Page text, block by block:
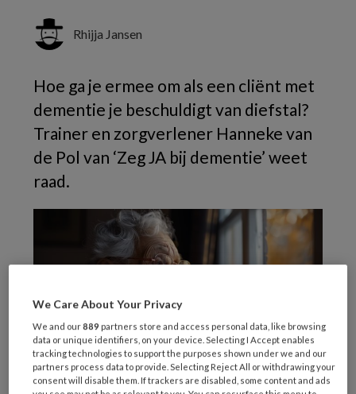
Rhijja Jansen
Hoe ga je ermee om als een cliënt met
dementie je beschuldigt van diefstal?
Trainer en zorgverlener Hanneke van
de Pol van ‘Zeg JA bij dementie’ weet
raad.
We Care About Your Privacy
We and our889 partners store and access personal data, like browsing
data or unique identifiers, on your device. Selecting I Accept enables
tracking technologies to support the purposes shown under we and our
partners process data to provide. Selecting Reject All or withdrawing your
consent will disable them. If trackers are disabled, some content and ads